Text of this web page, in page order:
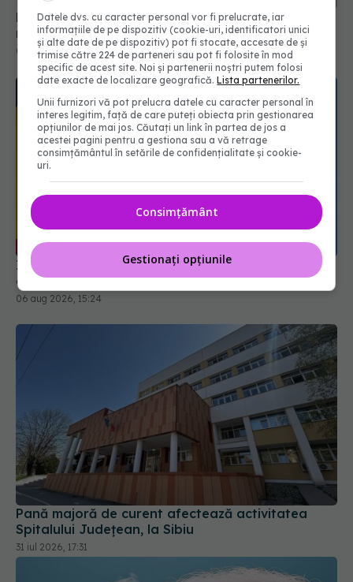
Ilie Bolojan, anunț despre spitale în contextul
crizei energetice
06 aug 2026, 15:24
Pană majoră de curent afectează activitatea
Spitalului Județean, la Sibiu
31 iul 2026, 17:31
Datele dvs. cu caracter personal vor fi prelucrate, iar
informațiile de pe dispozitiv (cookie-uri, identificatori unici
și alte date de pe dispozitiv) pot fi stocate, accesate de și
trimise către 224 de parteneri sau pot fi folosite în mod
specific de acest site. Noi și partenerii noștri putem folosi
date exacte de localizare geografică.Lista partenerilor.
Unii furnizori vă pot prelucra datele cu caracter personal în
interes legitim, față de care puteți obiecta prin gestionarea
opțiunilor de mai jos. Căutați un link în partea de jos a
acestei pagini pentru a gestiona sau a vă retrage
consimțământul în setările de confidențialitate și cookie-
uri.
Consimțământ
Gestionați opțiunile